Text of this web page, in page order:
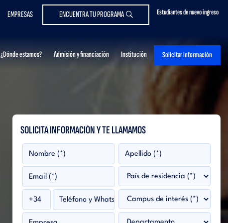
Estudiantes de nuevo ingreso
EMPRESAS ENCUENTRA TU PROGRAMA
¿Dónde estamos? Admisión y financiación Institución Solicitar información
SOLICITA INFORMACIÓN Y TE LLAMAMOS